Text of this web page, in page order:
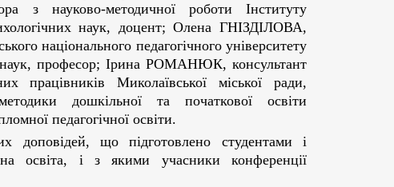
з науково-методичної роботи Інституту
наук, доцент; Олена ГНІЗДІЛОВА,
національного педагогічного університету
наук, професор; Ірина РОМАНЮК, консультант
працівників Миколаївської міської ради,
дошкільної та початкової освіти
педагогічної освіти.
доповідей, що підготовлено студентами і
освіта, і з якими учасники конференції